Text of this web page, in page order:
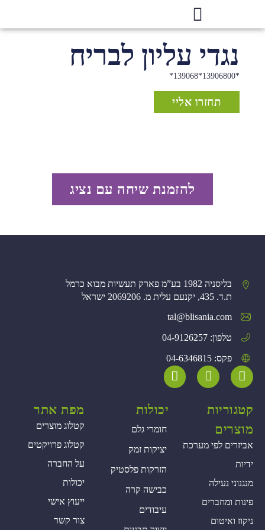
נגדי עליון לבריח
*13906800*139068*
תחזרו אליי
להזמנת שיחה עם נציג
בליסניה 1982 בע”מ פארק תעשיות מבוא כרמל
ת.ד. 435, יקנעם עלית מ. 2069206 ישראל
tal@blisania.com‏
טלפון: 04-9126257
פקס: 04-6346815
קטגוריות
מוצרים
אביזרים לפי מערכת
ידיות
מנגנוני נעילה
פינות ומחברים
ניקוז ואיטום
יכולות
חומרי גלם
יציקות זמק
הזרקות פלסטיק
כבישה קרה
עיבודים
מפת אתר
קטלוג מוצרים
קטלוג פרויקטים
על החברה
יכולות
ייעוץ אישי
צור קשר